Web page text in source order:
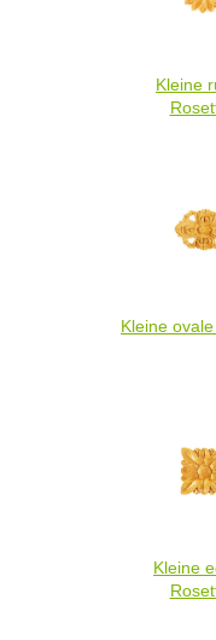
Kleine
Kleine
Kleine